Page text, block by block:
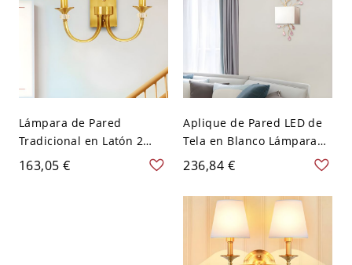
Lámpara de Pared
Tradicional en Latón 2
Cabezas Iluminación de
Pared de Tela de Barril
163,05 €
Aplique de Pared LED de
Tela en Blanco Lámpara
de Pared Moderna de
Rectángulo con Diseño de
Perlas de Cristal - Blanco
110 A 120 V
236,84 €